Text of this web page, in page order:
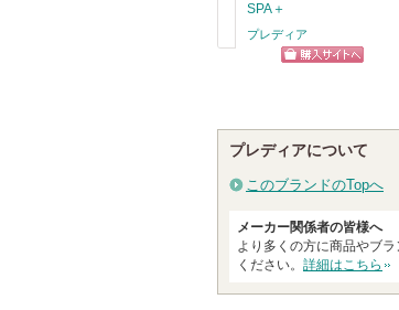
SPA＋
プレディア
プレディアについて
このブランドのTopへ
メーカー関係者の皆様へ
より多くの方に商品やブ
ください。 詳細はこちら